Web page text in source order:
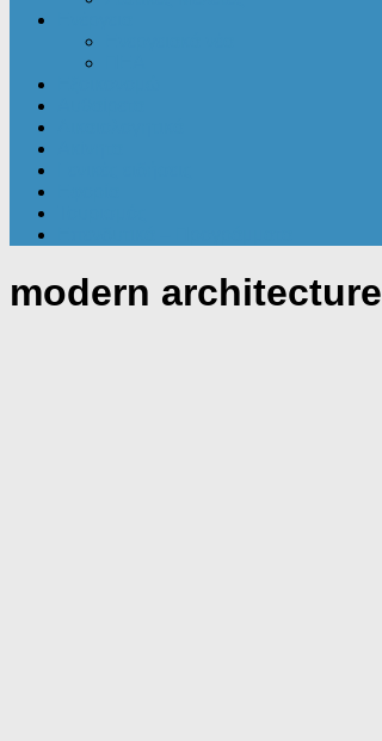
modern architecture